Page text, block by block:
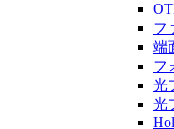
フ
端
フ
光
光